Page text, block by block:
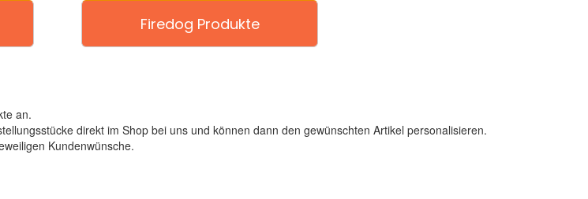
Firedog Produkte
an.
direkt im Shop bei uns und können dann den gewünschten Artikel personalisieren.
Kundenwünsche.